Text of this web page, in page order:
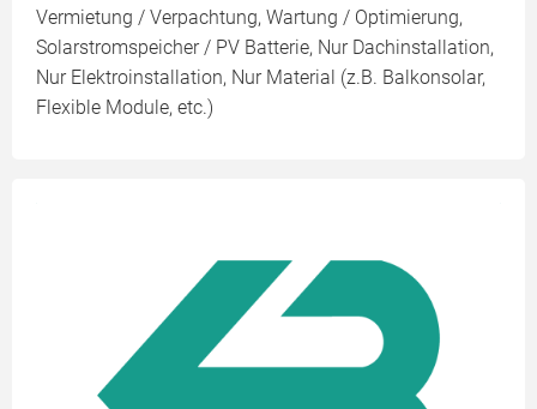
Vermietung / Verpachtung, Wartung / Optimierung,
Solarstromspeicher / PV Batterie, Nur Dachinstallation,
Nur Elektroinstallation, Nur Material (z.B. Balkonsolar,
Flexible Module, etc.)